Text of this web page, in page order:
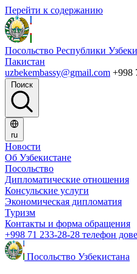
Перейти к содержанию
Посольство Республики
Пакистан
uzbekembassy@gmail.com +998
Поиск
ru
Новости
Об Узбекистане
Посольство
Дипломатические отношения
Консульские услуги
Экономическая дипломатия
Туризм
Контакты и форма обращения
+998 71 233-28-28 телефон
Посольство Узбекистана